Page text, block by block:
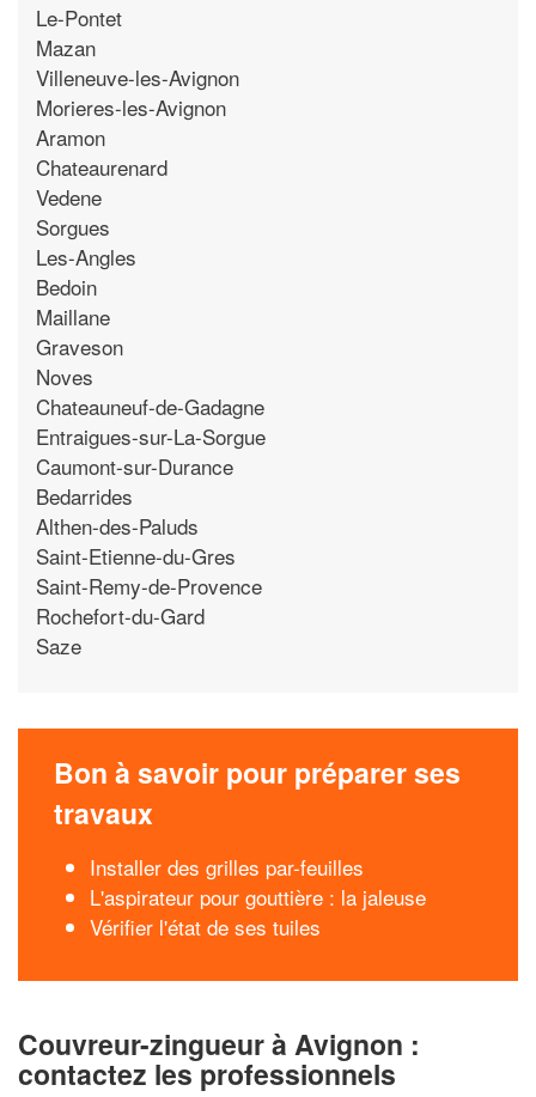
Le-Pontet
Mazan
Villeneuve-les-Avignon
Morieres-les-Avignon
Aramon
Chateaurenard
Vedene
Sorgues
Les-Angles
Bedoin
Maillane
Graveson
Noves
Chateauneuf-de-Gadagne
Entraigues-sur-La-Sorgue
Caumont-sur-Durance
Bedarrides
Althen-des-Paluds
Saint-Etienne-du-Gres
Saint-Remy-de-Provence
Rochefort-du-Gard
Saze
Bon à savoir pour préparer ses
travaux
Installer des grilles par-feuilles
L'aspirateur pour gouttière : la jaleuse
Vérifier l'état de ses tuiles
Couvreur-zingueur à Avignon :
contactez les professionnels